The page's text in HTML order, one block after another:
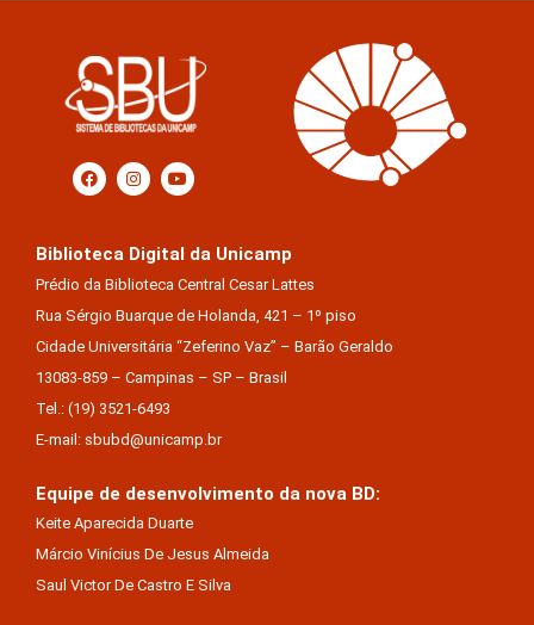
Biblioteca Digital da Unicamp
Prédio da Biblioteca Central Cesar Lattes
Rua Sérgio Buarque de Holanda, 421 – 1º piso
Cidade Universitária “Zeferino Vaz” – Barão Geraldo
13083-859 – Campinas – SP – Brasil
Tel.: (19) 3521-6493
E-mail: sbubd@unicamp.br
Equipe de desenvolvimento da nova BD:
Keite Aparecida Duarte
Márcio Vinícius De Jesus Almeida
Saul Victor De Castro E Silva